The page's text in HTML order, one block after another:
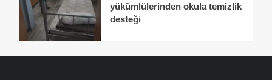
yükümlülerinden okula temizlik
desteği